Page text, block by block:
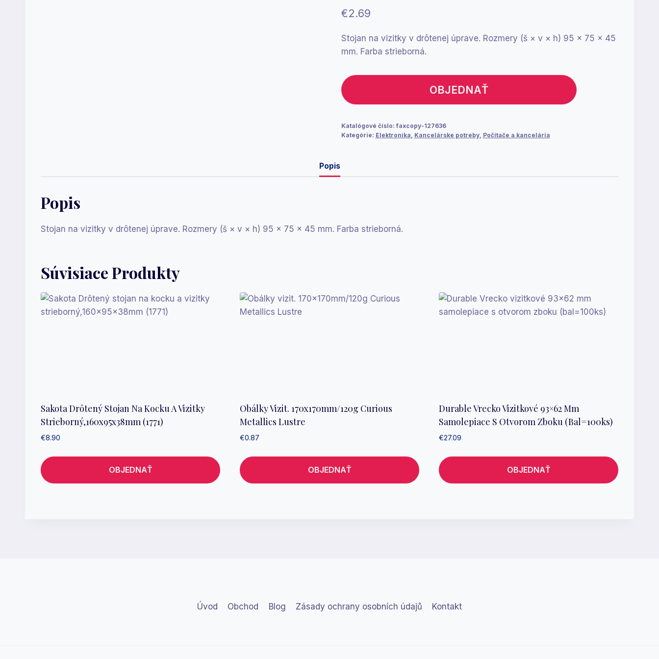
€2.69
Stojan na vizitky v drôtenej úprave. Rozmery (š × v × h) 95 × 75 × 45
mm. Farba strieborná.
OBJEDNAŤ
Katalógové číslo: faxcopy-127636
Kategórie: Elektronika Kancelárske potreby, Počítače a kancelária
Popis
Popis
Stojan na vizitky v drôtenej úprave. Rozmery (š × v × h) 95 × 75 × 45 mm. Farba strieborná.
Súvisiace Produkty
Sakota Drôtený Stojan Na Kocku A Vizitky
Strieborný,160x95x38mm (1771)
€8.90
OBJEDNAŤ
Obálky Vizit. 170x170mm/120g Curious
Metallics Lustre
€0.87
OBJEDNAŤ
Durable Vrecko Vizitkové 93×62 Mm
Samolepiace S Otvorom Zboku (bal=100ks)
€27.09
OBJEDNAŤ
Úvod Obchod Blog Zásady ochrany osobních údajů Kontakt